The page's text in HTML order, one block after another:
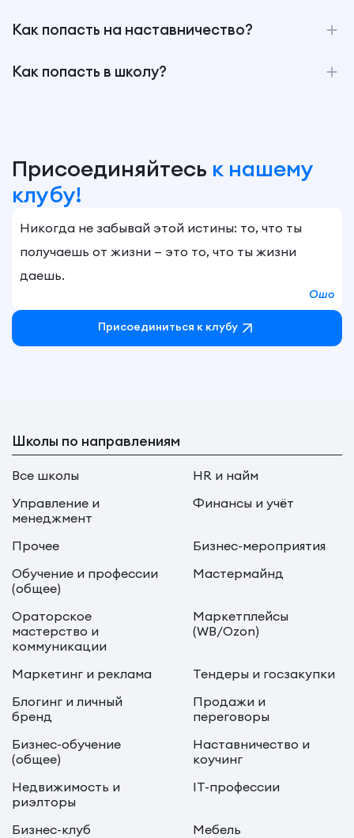
Как попасть на наставничество?
Как попасть в школу?
Присоединяйтесь к нашему
клубу!
Никогда не забывай этой истины: то, что ты
получаешь от жизни — это то, что ты жизни
даешь.
Ошо
Присоединиться к клубу
Школы по направлениям
Все школы
HR и найм
Управление и
менеджмент
Финансы и учёт
Прочее
Бизнес-мероприятия
Обучение и профессии
(общее)
Мастермайнд
Ораторское
мастерство и
коммуникации
Маркетплейсы
(WB/Ozon)
Маркетинг и реклама
Тендеры и госзакупки
Блогинг и личный
бренд
Продажи и
переговоры
Бизнес-обучение
(общее)
Наставничество и
коучинг
Недвижимость и
риэлторы
IT-профессии
Бизнес-клуб
Мебель